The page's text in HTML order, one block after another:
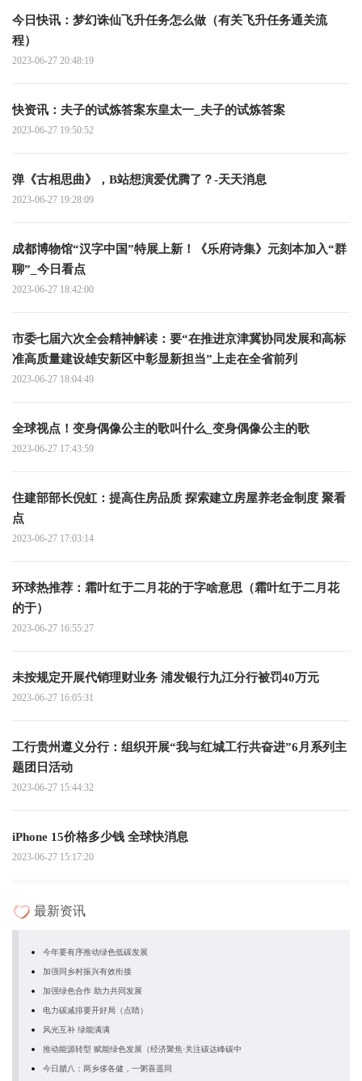
今日快讯：梦幻诛仙飞升任务怎么做（有关飞升任务通关流
程）
2023-06-27 20:48:19
快资讯：夫子的试炼答案东皇太一_夫子的试炼答案
2023-06-27 19:50:52
弹《古相思曲》，B站想演爱优腾了？-天天消息
2023-06-27 19:28:09
成都博物馆“汉字中国”特展上新！《乐府诗集》元刻本加入“群
聊”_今日看点
2023-06-27 18:42:00
市委七届六次全会精神解读：要“在推进京津冀协同发展和高标
准高质量建设雄安新区中彰显新担当”上走在全省前列
2023-06-27 18:04:49
全球视点！变身偶像公主的歌叫什么_变身偶像公主的歌
2023-06-27 17:43:59
住建部部长倪虹：提高住房品质 探索建立房屋养老金制度 聚看
点
2023-06-27 17:03:14
环球热推荐：霜叶红于二月花的于字啥意思（霜叶红于二月花
的于）
2023-06-27 16:55:27
未按规定开展代销理财业务 浦发银行九江分行被罚40万元
2023-06-27 16:05:31
工行贵州遵义分行：组织开展“我与红城工行共奋进”6月系列主
题团日活动
2023-06-27 15:44:32
iPhone 15价格多少钱 全球快消息
2023-06-27 15:17:20
最新资讯
今年要有序推动绿色低碳发展
加强同乡村振兴有效衔接
加强绿色合作 助力共同发展
电力碳减排要开好局（点睛）
风光互补 绿能满满
推动能源转型 赋能绿色发展（经济聚焦·关注碳达峰碳中
今日腊八：两乡侈各健，一粥喜遥同